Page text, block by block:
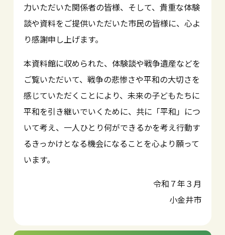
力いただいた関係者の皆様、そして、貴重な体験
談や資料をご提供いただいた市民の皆様に、心よ
り感謝申し上げます。
本資料館に収められた、体験談や戦争遺産などを
ご覧いただいて、戦争の悲惨さや平和の大切さを
感じていただくことにより、未来の子どもたちに
平和を引き継いでいくために、共に「平和」につ
いて考え、一人ひとり何ができるかを考え行動す
るきっかけとなる機会になることを心より願って
います。
令和７年３月
小金井市